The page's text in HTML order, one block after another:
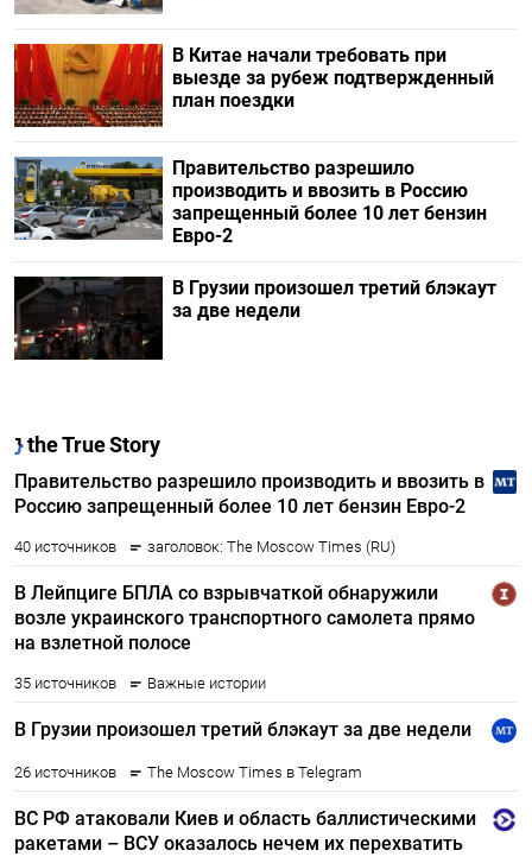
В Китае начали требовать при
выезде за рубеж подтвержденный
план поездки
Правительство разрешило
производить и ввозить в Россию
запрещенный более 10 лет бензин
Евро-2
В Грузии произошел третий блэкаут
за две недели